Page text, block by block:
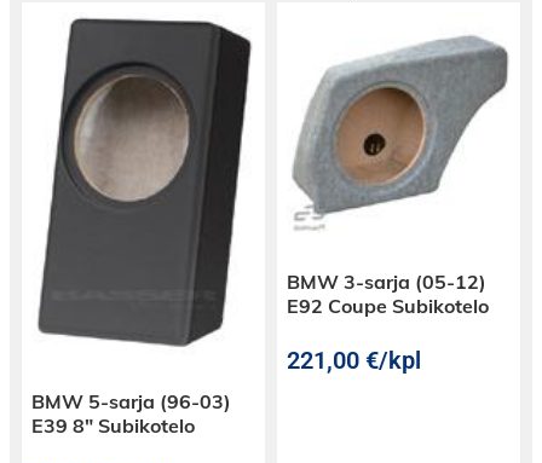
BMW 5-sarja (96-03)
E39 8″ Subikotelo
BMW 3-sarja (05-12)
E92 Coupe Subikotelo
221,00€/kpl